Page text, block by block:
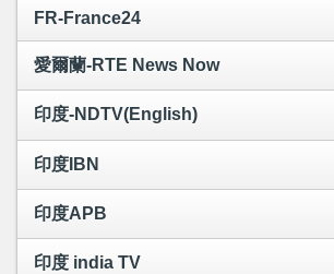
FR-France24
愛爾蘭-RTE News Now
印度-NDTV(English)
印度IBN
印度APB
印度 india TV